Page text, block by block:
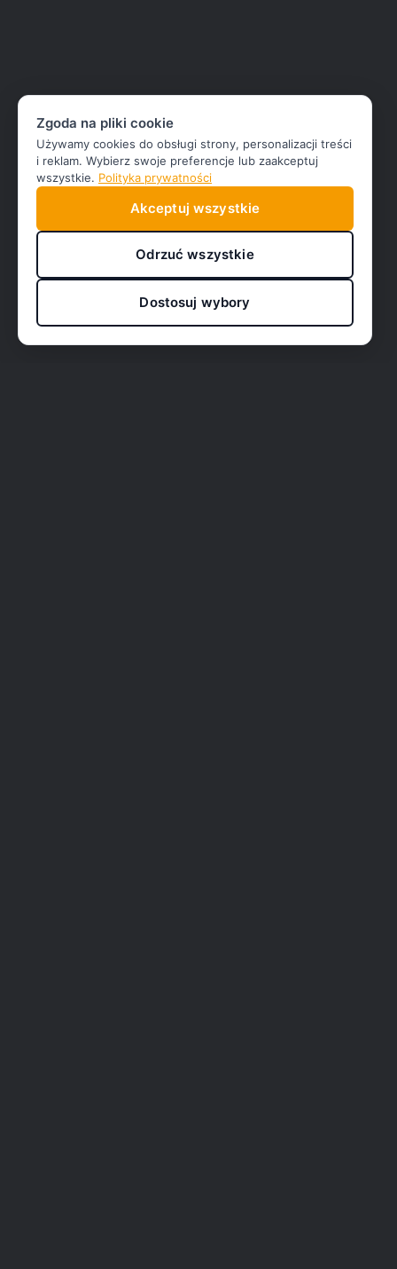
Zgoda na pliki cookie
Używamy cookies do obsługi strony, personalizacji treści
i reklam. Wybierz swoje preferencje lub zaakceptuj
wszystkie. Polityka prywatności
Akceptuj wszystkie
Odrzuć wszystkie
Dostosuj wybory